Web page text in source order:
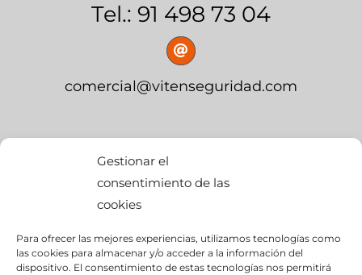
Gestionar el
consentimiento de las
cookies
Para ofrecer las mejores experiencias, utilizamos tecnologías como
las cookies para almacenar y/o acceder a la información del
dispositivo. El consentimiento de estas tecnologías nos permitirá
Tel.: 91 498 73 04
comercial@vitenseguridad.com
calle Palier, s/n
edif. BMW Momentum,